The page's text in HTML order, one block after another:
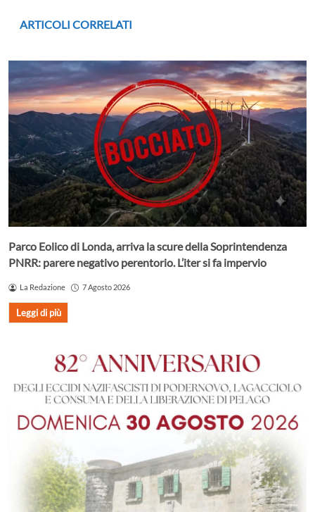
ARTICOLI CORRELATI
Parco Eolico di Londa, arriva la scure della Soprintendenza
PNRR: parere negativo perentorio. L’iter si fa impervio
La Redazione 7 Agosto 2026
Leggi di più